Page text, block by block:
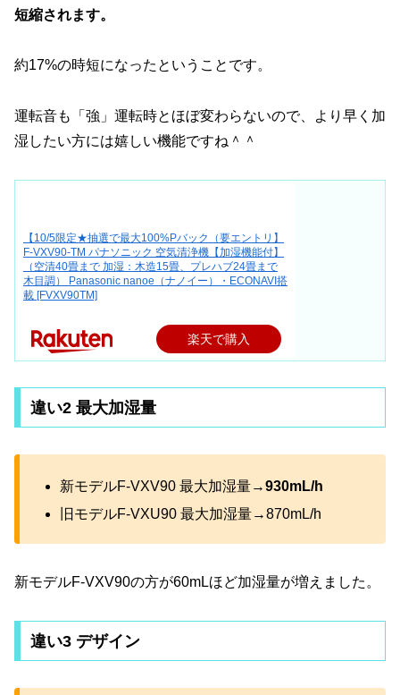
短縮されます。
約17%の時短になったということです。
運転音も「強」運転時とほぼ変わらないので、より早く加
湿したい方には嬉しい機能ですね＾＾
【10/5限定★抽選で最大100%Pバック（要エントリ】
F-VXV90-TM パナソニック 空気清浄機【加湿機能付】
（空清40畳まで 加湿：木造15畳、プレハブ24畳まで
木目調） Panasonic nanoe（ナノイー）・ECONAVI搭
載 [FVXV90TM]
楽天で購入
違い2 最大加湿量
新モデルF-VXV90 最大加湿量→930mL/h
旧モデルF-VXU90 最大加湿量→870mL/h
新モデルF-VXV90の方が60mLほど加湿量が増えました。
違い3 デザイン